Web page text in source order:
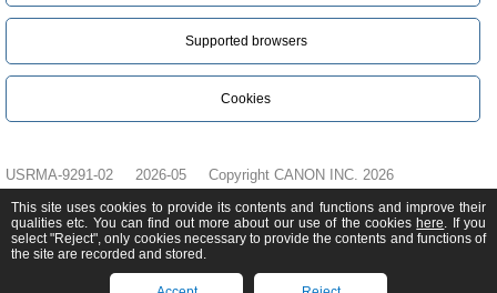
Supported browsers
Cookies
USRMA-9291-02 2026-05 Copyright CANON INC. 2026
This site uses cookies to provide its contents and functions and improve their
qualities etc. You can find out more about our use of the cookies here. If you
select "Reject", only cookies necessary to provide the contents and functions of
the site are recorded and stored.